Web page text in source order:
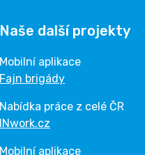
Naše další projekty
Mobilní aplikace
Fajn brigády
Nabídka práce z celé ČR
INwork.cz
Mobilní aplikace